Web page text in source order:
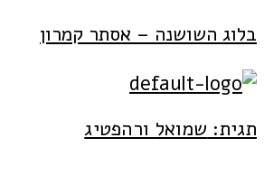
Skip
to
content
בלוג השושנה – אסתר קמרון
תגית: שמואל ורהפטיג